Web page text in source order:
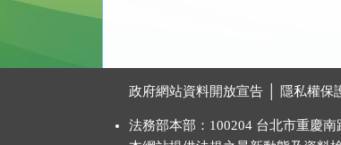
政府網站資料開放宣告 隱私權保
法務部本部：100204 台北市重慶